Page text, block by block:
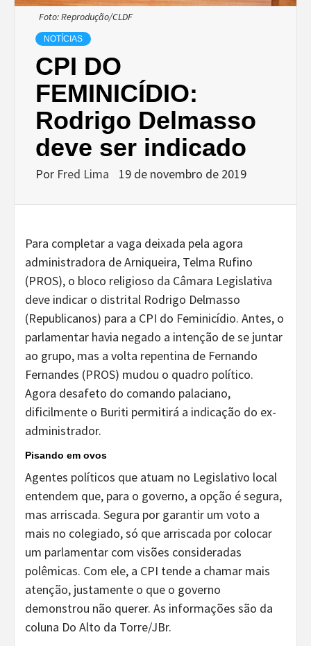
Foto: Reprodução/CLDF
NOTÍCIAS
CPI DO
FEMINICÍDIO:
Rodrigo Delmasso
deve ser indicado
Por Fred Lima 19 de novembro de 2019
Para completar a vaga deixada pela agora
administradora de Arniqueira, Telma Rufino
(PROS), o bloco religioso da Câmara Legislativa
deve indicar o distrital Rodrigo Delmasso
(Republicanos) para a CPI do Feminicídio. Antes, o
parlamentar havia negado a intenção de se juntar
ao grupo, mas a volta repentina de Fernando
Fernandes (PROS) mudou o quadro político.
Agora desafeto do comando palaciano,
dificilmente o Buriti permitirá a indicação do ex-
administrador.
Pisando em ovos
Agentes políticos que atuam no Legislativo local
entendem que, para o governo, a opção é segura,
mas arriscada. Segura por garantir um voto a
mais no colegiado, só que arriscada por colocar
um parlamentar com visões consideradas
polêmicas. Com ele, a CPI tende a chamar mais
atenção, justamente o que o governo
demonstrou não querer. As informações são da
coluna Do Alto da Torre/JBr.